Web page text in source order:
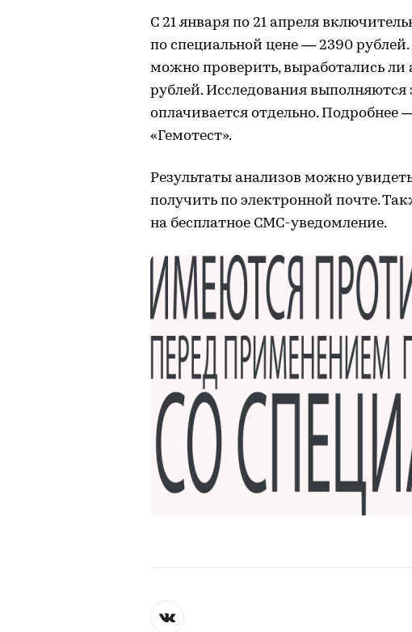
С 21 января по 21 апреля
по специальной цене — 2390
можно проверить, выработались ли
рублей. Исследования выполняются
оплачивается отдельно. Подробнее
«Гемотест».
Результаты анализов можно
получить по электронной почте.
на бесплатное СМС-уведомление.